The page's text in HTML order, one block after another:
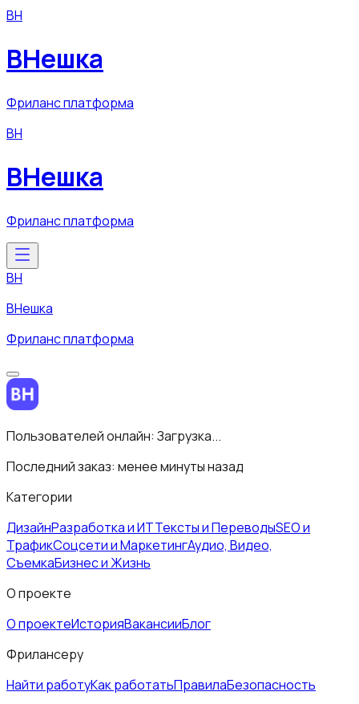
ВН
ВНешка
Фриланс платформа
ВН
ВНешка
Фриланс платформа
ВН
ВНешка
Фриланс платформа
Пользователей онлайн: Загрузка...
Последний заказ: менее минуты назад
Категории
ДизайнРазработка и ИТТексты и ПереводыSEO и
ТрафикСоцсети и МаркетингАудио, Видео,
СъемкаБизнес и Жизнь
О проекте
О проектеИсторияВакансииБлог
Фрилансеру
Найти работуКак работатьПравилаБезопасность